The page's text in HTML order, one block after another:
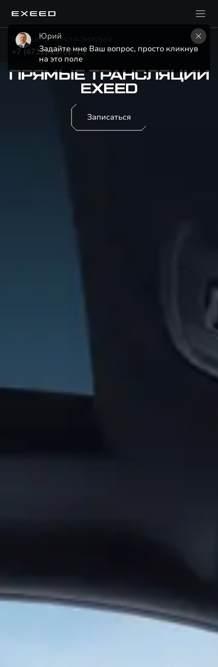
EXEED ЦЕНТР КОРС НА ЭНГЕЛЬСА
+7 (4712) 25-02-15
ПРЯМЫЕ ТРАНСЛЯЦИИ
EXEED
Записаться
Юрий
Задайте мне Ваш вопрос, просто кликнув
на это поле